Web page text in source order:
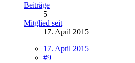
Beiträge
5
Mitglied seit
17. April 2015
17. April 2015
#9